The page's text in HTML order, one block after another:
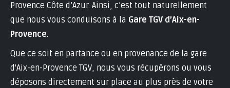
Provence Côte d’Azur. Ainsi, c’est tout naturellement
que nous vous conduisons à la Gare TGV d’Aix-en-
Provence.
Que ce soit en partance ou en provenance de la gare
d'Aix-en-Provence TGV, nous vous récupérons ou vous
déposons directement sur place au plus près de votre